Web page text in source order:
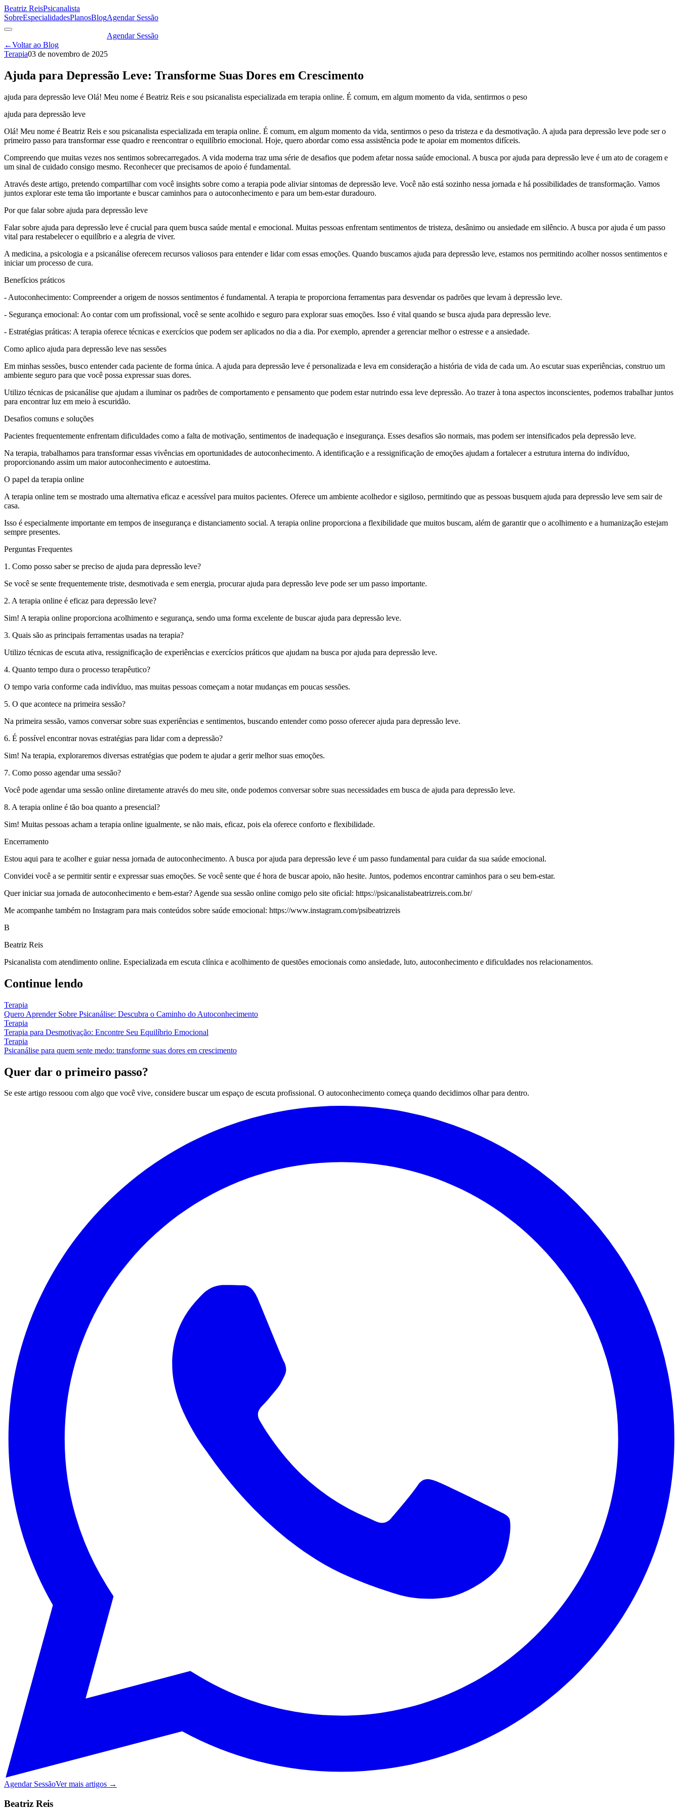
Beatriz ReisPsicanalista
SobreEspecialidadesPlanosBlogAgendar Sessão
Agendar Sessão
←Voltar ao Blog
Terapia03 de novembro de 2025
Ajuda para Depressão Leve: Transforme Suas Dores em Crescimento
ajuda para depressão leve Olá! Meu nome é Beatriz Reis e sou psicanalista especializada em terapia online. É comum, em algum momento da vida, sentirmos o peso
ajuda para depressão leve
Olá! Meu nome é Beatriz Reis e sou psicanalista especializada em terapia online. É comum, em algum momento da vida, sentirmos o peso da tristeza e da desmotivação. A ajuda para depressão leve pode ser o
primeiro passo para transformar esse quadro e reencontrar o equilíbrio emocional. Hoje, quero abordar como essa assistência pode te apoiar em momentos difíceis.
Compreendo que muitas vezes nos sentimos sobrecarregados. A vida moderna traz uma série de desafios que podem afetar nossa saúde emocional. A busca por ajuda para depressão leve é um ato de coragem e
um sinal de cuidado consigo mesmo. Reconhecer que precisamos de apoio é fundamental.
Através deste artigo, pretendo compartilhar com você insights sobre como a terapia pode aliviar sintomas de depressão leve. Você não está sozinho nessa jornada e há possibilidades de transformação. Vamos
juntos explorar este tema tão importante e buscar caminhos para o autoconhecimento e para um bem-estar duradouro.
Por que falar sobre ajuda para depressão leve
Falar sobre ajuda para depressão leve é crucial para quem busca saúde mental e emocional. Muitas pessoas enfrentam sentimentos de tristeza, desânimo ou ansiedade em silêncio. A busca por ajuda é um passo
vital para restabelecer o equilíbrio e a alegria de viver.
A medicina, a psicologia e a psicanálise oferecem recursos valiosos para entender e lidar com essas emoções. Quando buscamos ajuda para depressão leve, estamos nos permitindo acolher nossos sentimentos e
iniciar um processo de cura.
Benefícios práticos
- Autoconhecimento: Compreender a origem de nossos sentimentos é fundamental. A terapia te proporciona ferramentas para desvendar os padrões que levam à depressão leve.
- Segurança emocional: Ao contar com um profissional, você se sente acolhido e seguro para explorar suas emoções. Isso é vital quando se busca ajuda para depressão leve.
- Estratégias práticas: A terapia oferece técnicas e exercícios que podem ser aplicados no dia a dia. Por exemplo, aprender a gerenciar melhor o estresse e a ansiedade.
Como aplico ajuda para depressão leve nas sessões
Em minhas sessões, busco entender cada paciente de forma única. A ajuda para depressão leve é personalizada e leva em consideração a história de vida de cada um. Ao escutar suas experiências, construo um
ambiente seguro para que você possa expressar suas dores.
Utilizo técnicas de psicanálise que ajudam a iluminar os padrões de comportamento e pensamento que podem estar nutrindo essa leve depressão. Ao trazer à tona aspectos inconscientes, podemos trabalhar juntos
para encontrar luz em meio à escuridão.
Desafios comuns e soluções
Pacientes frequentemente enfrentam dificuldades como a falta de motivação, sentimentos de inadequação e insegurança. Esses desafios são normais, mas podem ser intensificados pela depressão leve.
Na terapia, trabalhamos para transformar essas vivências em oportunidades de autoconhecimento. A identificação e a ressignificação de emoções ajudam a fortalecer a estrutura interna do indivíduo,
proporcionando assim um maior autoconhecimento e autoestima.
O papel da terapia online
A terapia online tem se mostrado uma alternativa eficaz e acessível para muitos pacientes. Oferece um ambiente acolhedor e sigiloso, permitindo que as pessoas busquem ajuda para depressão leve sem sair de
casa.
Isso é especialmente importante em tempos de insegurança e distanciamento social. A terapia online proporciona a flexibilidade que muitos buscam, além de garantir que o acolhimento e a humanização estejam
sempre presentes.
Perguntas Frequentes
1. Como posso saber se preciso de ajuda para depressão leve?
Se você se sente frequentemente triste, desmotivada e sem energia, procurar ajuda para depressão leve pode ser um passo importante.
2. A terapia online é eficaz para depressão leve?
Sim! A terapia online proporciona acolhimento e segurança, sendo uma forma excelente de buscar ajuda para depressão leve.
3. Quais são as principais ferramentas usadas na terapia?
Utilizo técnicas de escuta ativa, ressignificação de experiências e exercícios práticos que ajudam na busca por ajuda para depressão leve.
4. Quanto tempo dura o processo terapêutico?
O tempo varia conforme cada indivíduo, mas muitas pessoas começam a notar mudanças em poucas sessões.
5. O que acontece na primeira sessão?
Na primeira sessão, vamos conversar sobre suas experiências e sentimentos, buscando entender como posso oferecer ajuda para depressão leve.
6. É possível encontrar novas estratégias para lidar com a depressão?
Sim! Na terapia, exploraremos diversas estratégias que podem te ajudar a gerir melhor suas emoções.
7. Como posso agendar uma sessão?
Você pode agendar uma sessão online diretamente através do meu site, onde podemos conversar sobre suas necessidades em busca de ajuda para depressão leve.
8. A terapia online é tão boa quanto a presencial?
Sim! Muitas pessoas acham a terapia online igualmente, se não mais, eficaz, pois ela oferece conforto e flexibilidade.
Encerramento
Estou aqui para te acolher e guiar nessa jornada de autoconhecimento. A busca por ajuda para depressão leve é um passo fundamental para cuidar da sua saúde emocional.
Convidei você a se permitir sentir e expressar suas emoções. Se você sente que é hora de buscar apoio, não hesite. Juntos, podemos encontrar caminhos para o seu bem-estar.
Quer iniciar sua jornada de autoconhecimento e bem-estar? Agende sua sessão online comigo pelo site oficial: https://psicanalistabeatrizreis.com.br/
Me acompanhe também no Instagram para mais conteúdos sobre saúde emocional: https://www.instagram.com/psibeatrizreis
B
Beatriz Reis
Psicanalista com atendimento online. Especializada em escuta clínica e acolhimento de questões emocionais como ansiedade, luto, autoconhecimento e dificuldades nos relacionamentos.
Continue lendo
Terapia
Quero Aprender Sobre Psicanálise: Descubra o Caminho do Autoconhecimento
Terapia
Terapia para Desmotivação: Encontre Seu Equilíbrio Emocional
Terapia
Psicanálise para quem sente medo: transforme suas dores em crescimento
Quer dar o primeiro passo?
Se este artigo ressoou com algo que você vive, considere buscar um espaço de escuta profissional. O autoconhecimento começa quando decidimos olhar para dentro.
Agendar SessãoVer mais artigos →
Beatriz Reis